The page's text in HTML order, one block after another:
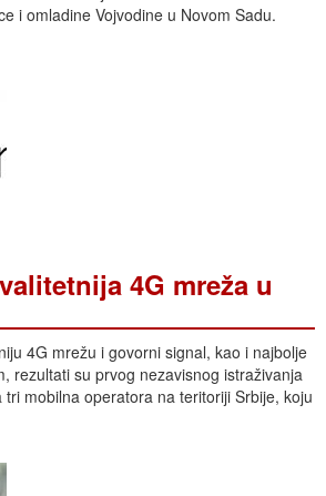
i omladine Vojvodine u Novom Sadu.
4G mreža u
4G mrežu i govorni signal, kao i najbolje
rezultati su prvog nezavisnog istraživanja
mobilna operatora na teritoriji Srbije, koju